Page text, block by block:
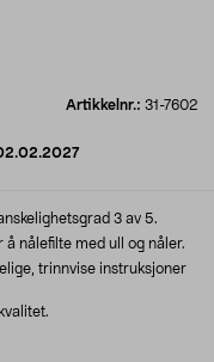
Artikkelnr.: 31-7602
3 av 5.
nålefilte med ull og nåler.
trinnvise instruksjoner